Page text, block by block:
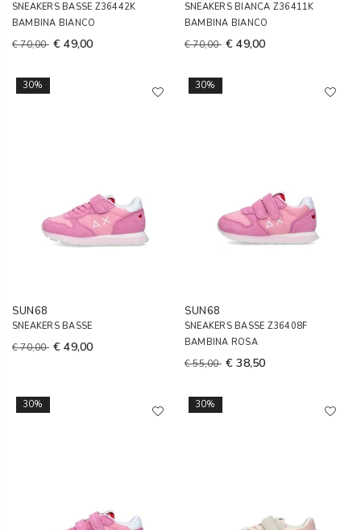
SNEAKERS BASSE Z36442K
BAMBINA BIANCO
€ 70,00 € 49,00
SNEAKERS BIANCA Z36411K
BAMBINA BIANCO
€ 70,00 € 49,00
30%
SUN68
SNEAKERS BASSE
€ 70,00 € 49,00
30%
SUN68
SNEAKERS BASSE Z36408F
BAMBINA ROSA
€ 55,00 € 38,50
30% 30%